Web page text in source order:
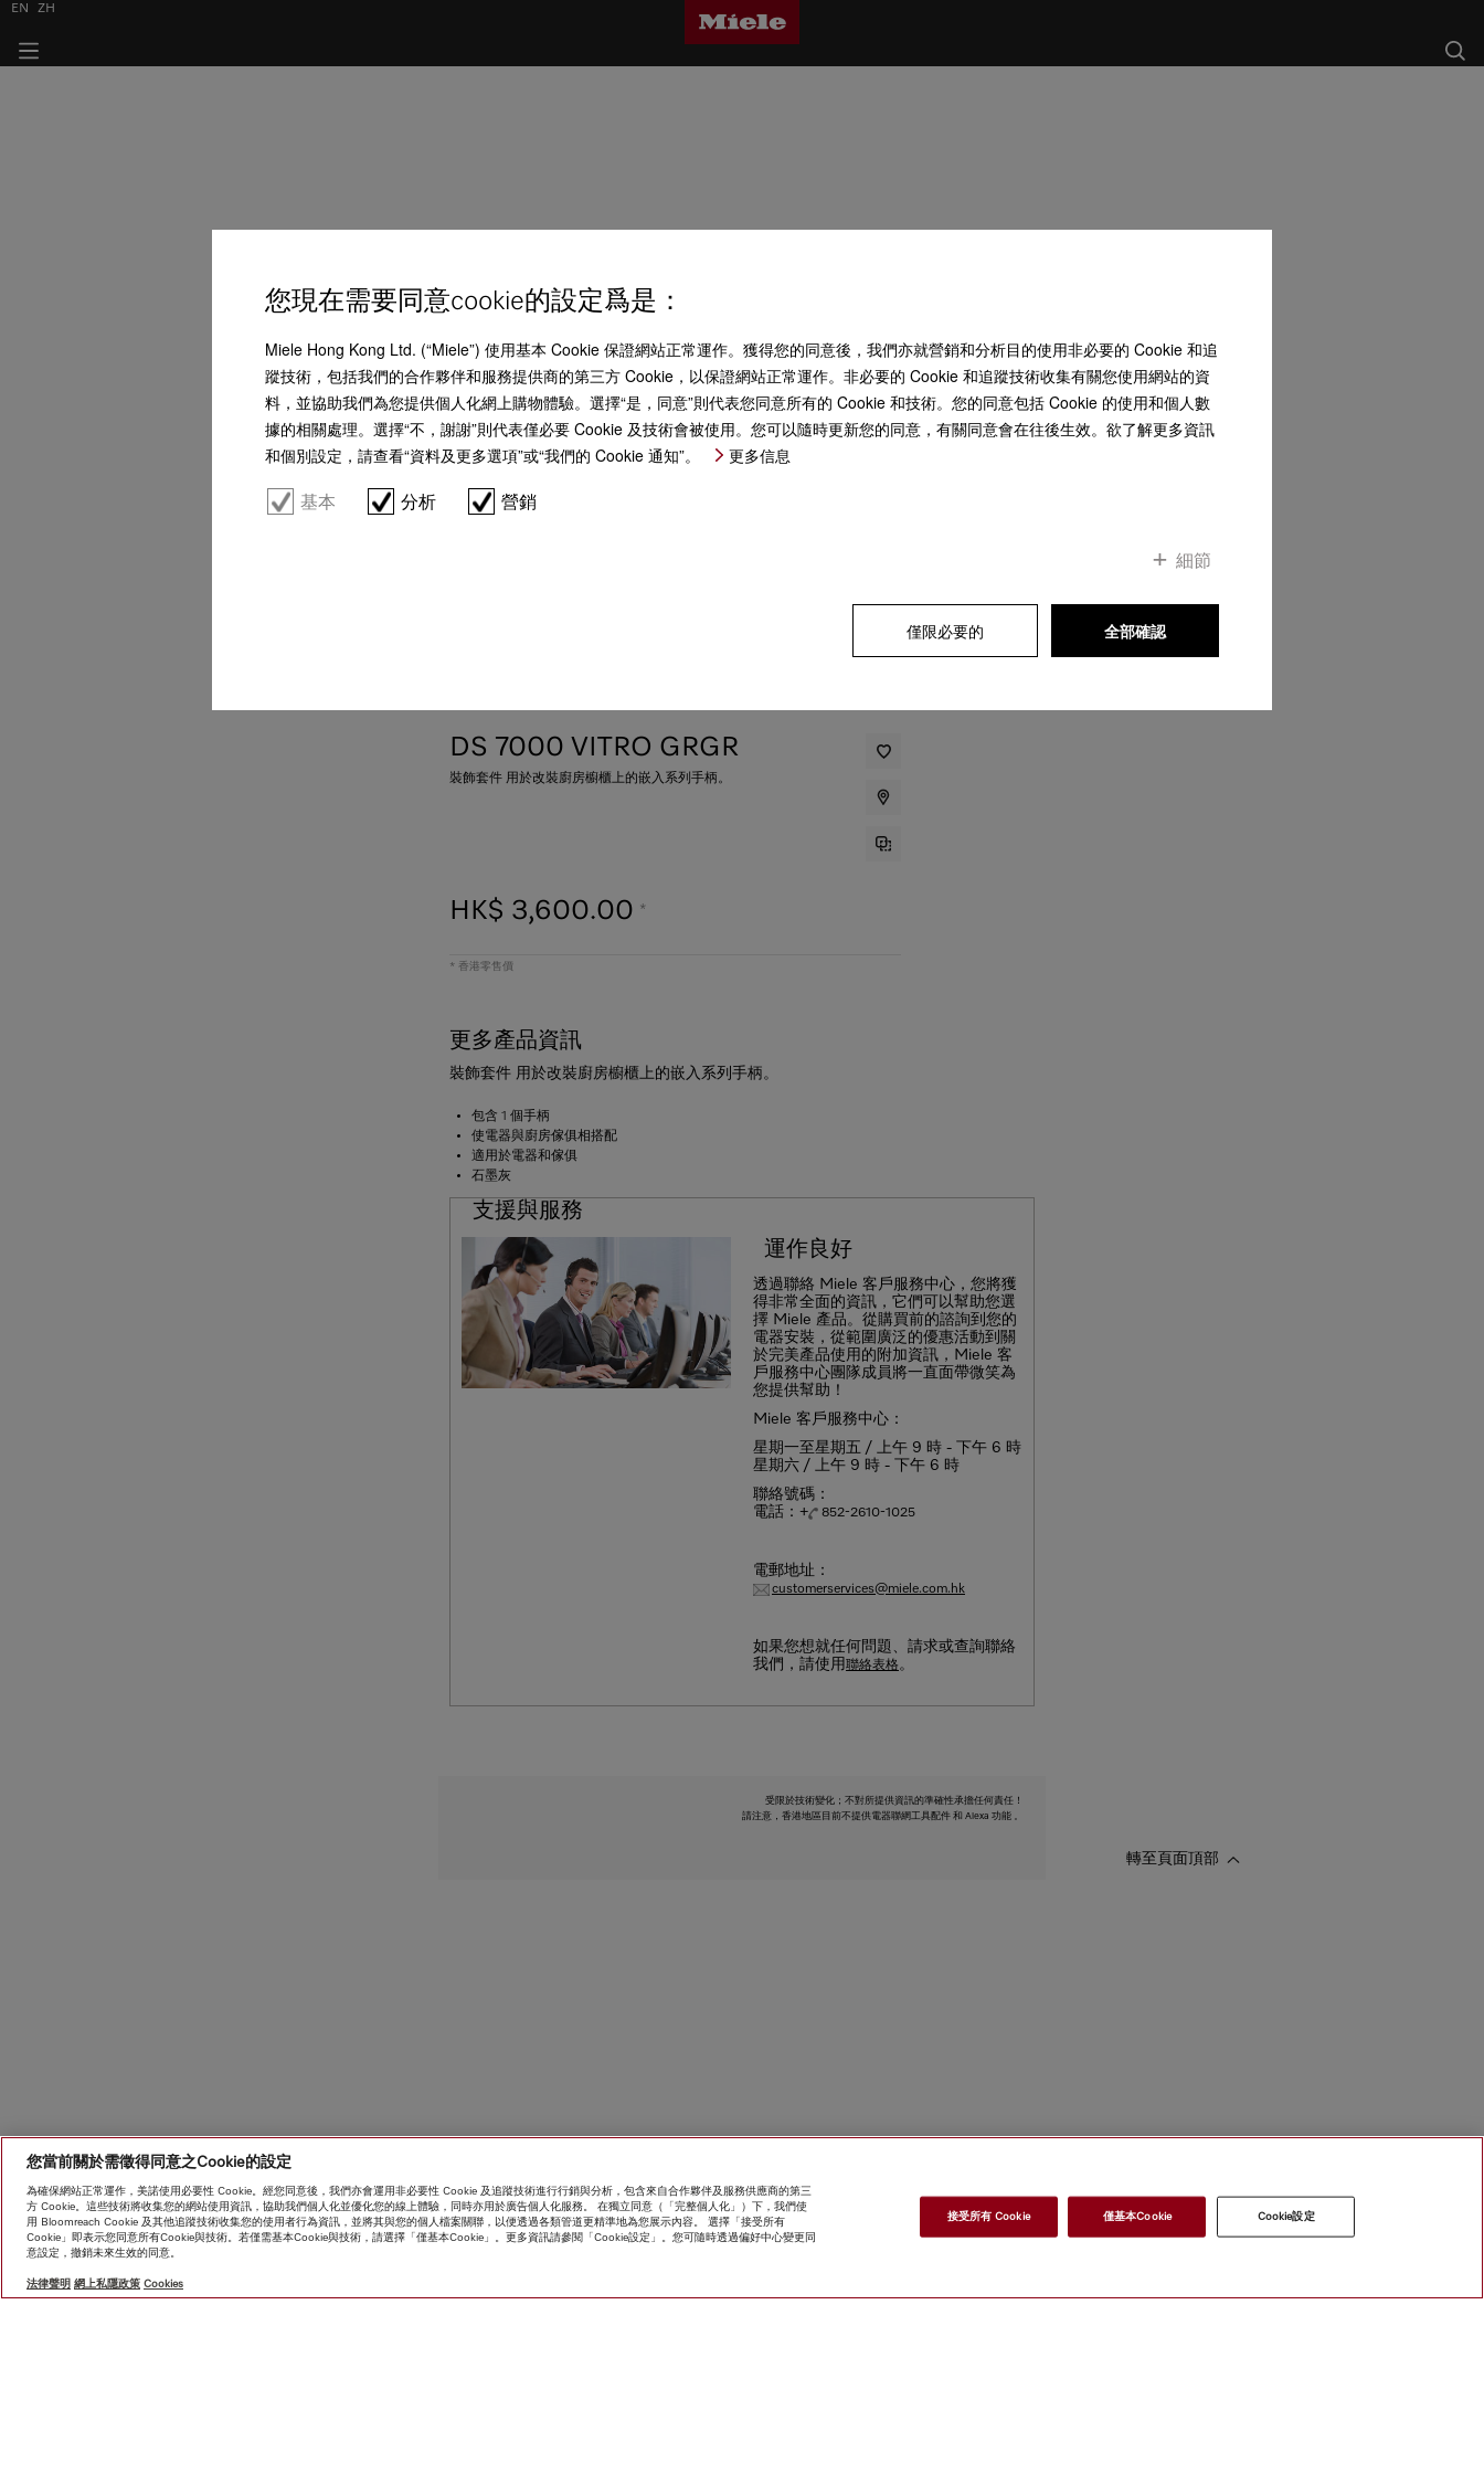
DS 7000 VITRO GRGR
裝飾套件 用於改裝廚房櫥櫃上的嵌入系列手柄。
HK$ 3,600.00 *
* 香港零售價
更多產品資訊
裝飾套件 用於改裝廚房櫥櫃上的嵌入系列手柄。
包含 1 個手柄
使電器與廚房傢俱相搭配
適用於電器和傢俱
石墨灰
支援與服務
運作良好
透過聯絡 Miele 客戶服務中心，您將獲
得非常全面的資訊，它們可以幫助您選
擇 Miele 產品。從購買前的諮詢到您的
電器安裝，從範圍廣泛的優惠活動到關
於完美產品使用的附加資訊，Miele 客
戶服務中心團隊成員將一直面帶微笑為
您提供幫助！
Miele 客戶服務中心：
星期一至星期五 / 上午 9 時 - 下午 6 時
星期六 / 上午 9 時 - 下午 6 時
聯絡號碼：
電話：+
852-2610-1025
電郵地址：
customerservices@miele.com.hk
如果您想就任何問題、請求或查詢聯絡
我們，請使用聯絡表格。
受限於技術變化；不對所提供資訊的準確性承擔任何責任！
請注意，香港地區目前不提供電器聯網工具配件 和 Alexa 功能 。
轉至頁面頂部
EN ZH
您現在需要同意cookie的設定爲是：
Miele Hong Kong Ltd. (“Miele”) 使用基本 Cookie 保證網站正常運作。獲得您的同意後，我們亦就營銷和分析目的使用非必要的 Cookie 和追
蹤技術，包括我們的合作夥伴和服務提供商的第三方 Cookie，以保證網站正常運作。非必要的 Cookie 和追蹤技術收集有關您使用網站的資
料，並協助我們為您提供個人化網上購物體驗。選擇“是，同意”則代表您同意所有的 Cookie 和技術。您的同意包括 Cookie 的使用和個人數
據的相關處理。選擇“不，謝謝”則代表僅必要 Cookie 及技術會被使用。您可以隨時更新您的同意，有關同意會在往後生效。欲了解更多資訊
和個別設定，請查看“資料及更多選項”或“我們的 Cookie 通知”。
更多信息
基本 分析 營銷
細節
僅限必要的 全部確認
您當前關於需徵得同意之Cookie的設定
為確保網站正常運作，美諾使用必要性 Cookie。經您同意後，我們亦會運用非必要性 Cookie 及追蹤技術進行行銷與分析，包含來自合作夥伴及服務供應商的第三
方 Cookie。這些技術將收集您的網站使用資訊，協助我們個人化並優化您的線上體驗，同時亦用於廣告個人化服務。 在獨立同意（「完整個人化」）下，我們使
用 Bloomreach Cookie 及其他追蹤技術收集您的使用者行為資訊，並將其與您的個人檔案關聯，以便透過各類管道更精準地為您展示內容。 選擇「接受所有
Cookie」即表示您同意所有Cookie與技術。若僅需基本Cookie與技術，請選擇「僅基本Cookie」。更多資訊請參閱「Cookie設定」。您可隨時透過偏好中心變更同
意設定，撤銷未來生效的同意。
法律聲明 網上私隱政策 Cookies
接受所有 Cookie 僅基本Cookie Cookie設定